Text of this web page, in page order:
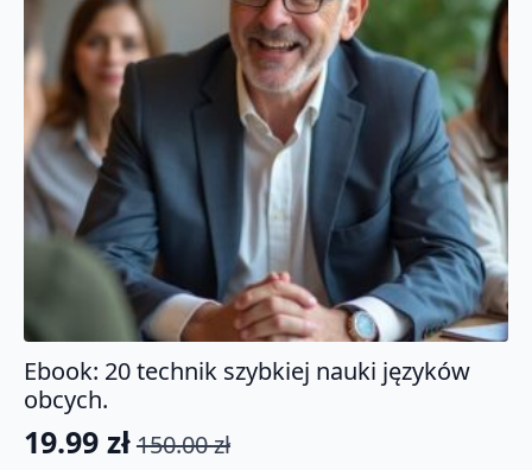
Ebook: 20 technik szybkiej nauki języków
obcych.
150.00zł
Pierwotna
19.99 zł
Aktualna